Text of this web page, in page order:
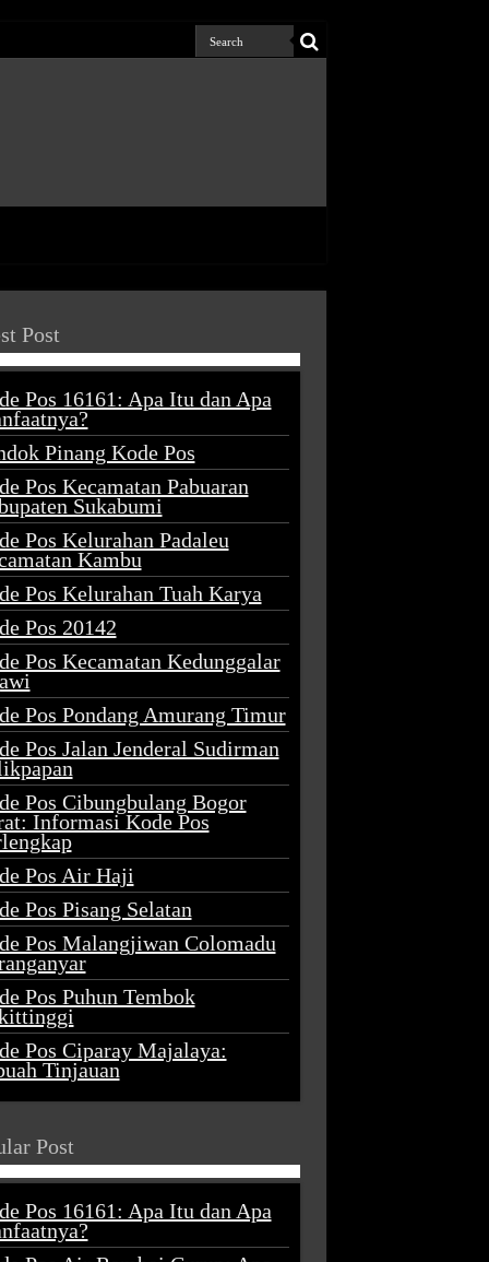
Post
Pos 16161: Apa Itu dan Apa
Pinang Kode Pos
Pos Kecamatan Pabuaran
Sukabumi
Pos Kelurahan Padaleu
Kambu
Pos Kelurahan Tuah Karya
Pos 20142
Pos Kecamatan Kedunggalar
Pos Pondang Amurang Timur
Pos Jalan Jenderal Sudirman
Pos Cibungbulang Bogor
Informasi Kode Pos
Pos Air Haji
Pos Pisang Selatan
Pos Malangjiwan Colomadu
Pos Puhun Tembok
Pos Ciparay Majalaya:
Tinjauan
Post
Pos 16161: Apa Itu dan Apa